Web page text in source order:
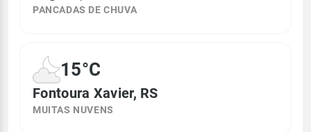
PANCADAS DE CHUVA
15°C
Fontoura Xavier, RS
MUITAS NUVENS